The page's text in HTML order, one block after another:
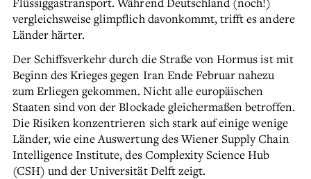
vergleichsweise glimpflich davonkommt, trifft es andere
Länder härter.
Der Schiffsverkehr durch die Straße von Hormus ist mit
Beginn des Krieges gegen Iran Ende Februar nahezu
zum Erliegen gekommen. Nicht alle europäischen
Staaten sind von der Blockade gleichermaßen betroffen.
Die Risiken konzentrieren sich stark auf einige wenige
Länder, wie eine Auswertung des Wiener Supply Chain
Intelligence Institute, des Complexity Science Hub
(CSH) und der Universität Delft zeigt.